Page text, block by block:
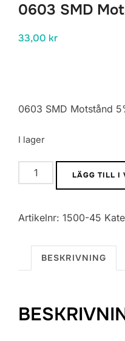
0603 SMD
33,00 kr
0603 SMD Motstånd
I lager
0603
SMD
5%
mängd
LÄGG TILL I
Artikelnr: 1500-45
BESKRIVNING